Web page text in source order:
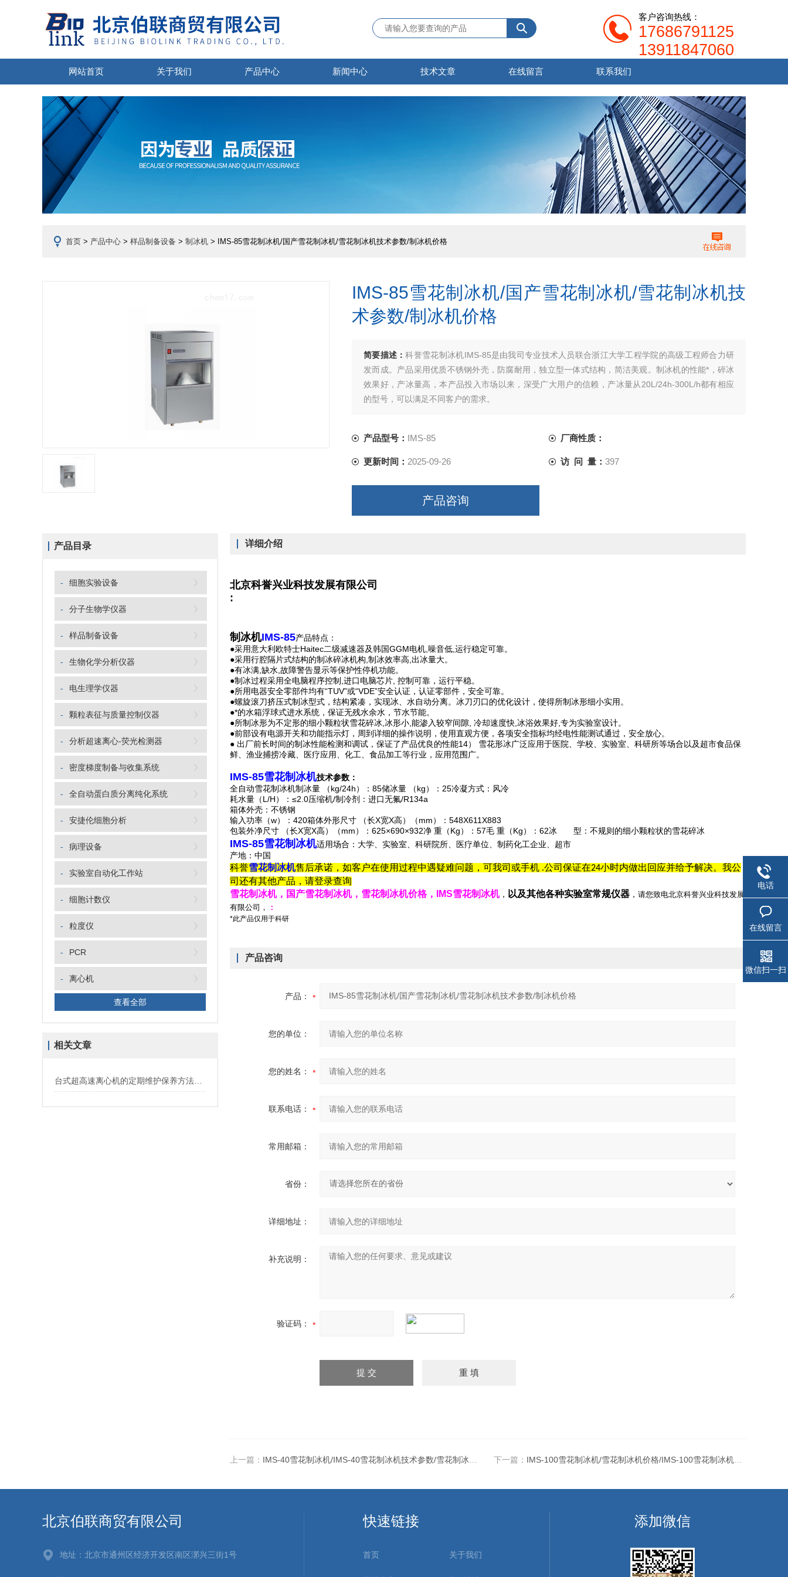
客户咨询热线：
17686791125
13911847060
网站首页 关于我们 产品中心 新闻中心 技术文章 在线留言 联系我们
首页 > 产品中心 > 样品制备设备 > 制冰机 > IMS-85雪花制冰机/国产雪花制冰机/雪花制冰机技术参数/制冰机价格
IMS-85雪花制冰机/国产雪花制冰机/雪花制冰机技
术参数/制冰机价格
简要描述：科誉雪花制冰机IMS-85是由我司专业技术人员联合浙江大学工程学院的高级工程师合力研
发而成。产品采用优质不锈钢外壳，防腐耐用，独立型一体式结构，简洁美观。制冰机的性能*，碎冰
效果好，产冰量高，本产品投入市场以来，深受广大用户的信赖，产冰量从20L/24h-300L/h都有相应
的型号，可以满足不同客户的需求。
产品型号： IMS-85 厂商性质：
更新时间： 2025-09-26 访 问 量： 397
产品咨询
产品目录
- 细胞实验设备
- 分子生物学仪器
- 样品制备设备
- 生物化学分析仪器
- 电生理学仪器
- 颗粒表征与质量控制仪器
- 分析超速离心-荧光检测器
- 密度梯度制备与收集系统
- 全自动蛋白质分离纯化系统
- 安捷伦细胞分析
- 病理设备
- 实验室自动化工作站
- 细胞计数仪
- 粒度仪
- PCR
- 离心机
查看全部
相关文章
详细介绍
北京科誉兴业科技发展有限公司
:
制冰机IMS-85产品特点：
●采用意大利欧特士Haitec二级减速器及韩国GGM电机,噪音低,运行稳定可靠。
●采用行腔隔片式结构的制冰碎冰机构,制冰效率高,出冰量大。
●有冰满,缺水,故障警告显示等保护性停机功能。
●制冰过程采用全电脑程序控制,进口电脑芯片, 控制可靠，运行平稳。
●所用电器安全零部件均有“TUV”或“VDE”安全认证，认证零部件，安全可靠。
●螺旋滚刀挤压式制冰型式，结构紧凑，实现冰、水自动分离。冰刀刃口的优化设计，使得所制冰形细小实用。
●*的水箱浮球式进水系统，保证无残水余水，节水节能。
●所制冰形为不定形的细小颗粒状雪花碎冰,冰形小,能渗入较窄间隙, 冷却速度快,冰浴效果好,专为实验室设计。
●前部设有电源开关和功能指示灯，周到详细的操作说明，使用直观方便，各项安全指标均经电性能测试通过，安全放心。
● 出厂前长时间的制冰性能检测和调试，保证了产品优良的性能14） 雪花形冰广泛应用于医院、学校、实验室、科研所等场合以及超市食品保
鲜、渔业捕捞冷藏、医疗应用、化工、食品加工等行业，应用范围广。
IMS-85雪花制冰机技术参数：
全自动雪花制冰机制冰量 （kg/24h）：85储冰量 （kg）：25冷凝方式：风冷
耗水量（L/H）：≤2.0压缩机/制冷剂：进口无氟/R134a
箱体外壳：不锈钢
输入功率（w）：420箱体外形尺寸 （长X宽X高）（mm）：548X611X883
包装外净尺寸 （长X宽X高）（mm）：625×690×932净 重（Kg）：57毛 重（Kg）：62冰 型：不规则的细小颗粒状的雪花碎冰
IMS-85雪花制冰机适用场合：大学、实验室、科研院所、医疗单位、制药化工企业、超市
产地：中国
科誉雪花制冰机售后承诺，如客户在使用过程中遇疑难问题，可我司 或手机 .公司保证在24小时内做出回应并给予解决。我公
司还有其他产品，请登录查询
雪花制冰机，国产雪花制冰机，雪花制冰机价格，IMS雪花制冰机， 以及其他各种实验室常规仪器 ， 请您致电北京科誉兴业科技发展
有限公司，
：
*此产品仅用于科研
产品咨询
产品：
您的单位：
您的姓名：
联系电话：
常用邮箱：
省份：
详细地址：
补充说明：
验证码：
上一篇： IMS-40雪花制冰机/IMS-40雪花制冰机技术参数/雪花制冰机价格 下一篇： IMS-100雪花制冰机/雪花制冰机价格/IMS-100雪花制冰机低价销售
北京伯联商贸有限公司
地址：北京市通州区经济开发区南区漷兴三街1号
快速链接
首页 关于我们
添加微信
电话
在线留言
微信扫一扫